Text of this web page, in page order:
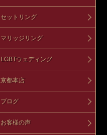
セットリング
マリッジリング
LGBTウェディング
京都本店
ブログ
お客様の声